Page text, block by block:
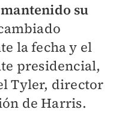
su
la fecha y el
presidencial,
Tyler, director
de Harris.